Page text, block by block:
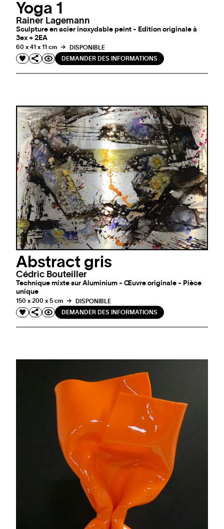
Yoga 1
Rainer Lagemann
Sculpture en acier inoxydable peint - Edition originale à
3ex + 2EA
60 x 41 x 11 cm
DISPONIBLE
DEMANDER DES INFORMATIONS
Abstract gris
Cédric Bouteiller
Technique mixte sur Aluminium - Œuvre originale - Pièce
unique
150 x 200 x 5 cm
DISPONIBLE
DEMANDER DES INFORMATIONS